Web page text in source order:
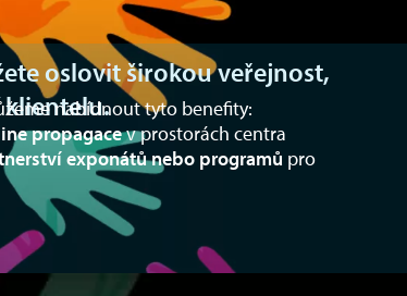
oslovit širokou veřejnost,
klientelu.
nabídnout tyto benefity:
propagacev prostorách centra
exponátů nebo programů pro